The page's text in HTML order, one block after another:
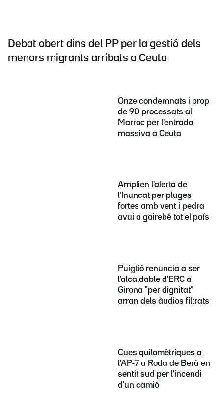
Debat obert dins del PP per la gestió dels
menors migrants arribats a Ceuta
Onze condemnats i prop
de 90 processats al
Marroc per l'entrada
massiva a Ceuta
Amplien l'alerta de
l'Inuncat per pluges
fortes amb vent i pedra
avui a gairebé tot el país
Puigtió renuncia a ser
l'alcaldable d'ERC a
Girona "per dignitat"
arran dels àudios filtrats
Cues quilomètriques a
l'AP-7 a Roda de Berà en
sentit sud per l'incendi
d'un camió